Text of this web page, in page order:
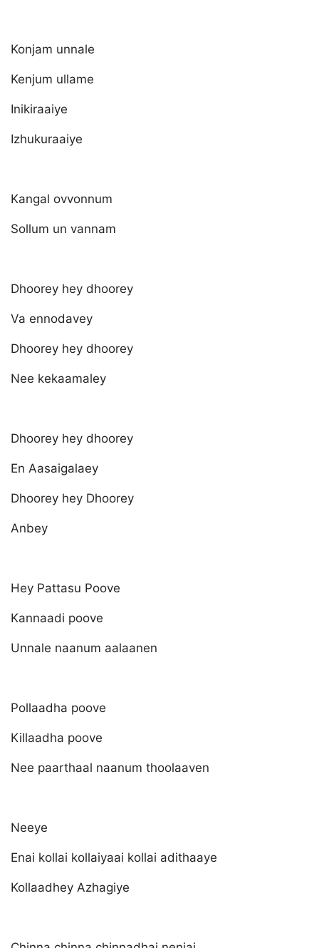
Konjam unnale
Kenjum ullame
Inikiraaiye
Izhukuraaiye
Kangal ovvonnum
Sollum un vannam
Dhoorey hey dhoorey
Va ennodavey
Dhoorey hey dhoorey
Nee kekaamaley
Dhoorey hey dhoorey
En Aasaigalaey
Dhoorey hey Dhoorey
Anbey
Hey Pattasu Poove
Kannaadi poove
Unnale naanum aalaanen
Pollaadha poove
Killaadha poove
Nee paarthaal naanum thoolaaven
Neeye
Enai kollai kollaiyaai kollai adithaaye
Kollaadhey Azhagiye